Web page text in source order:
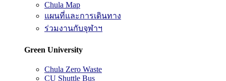
Chula Map
แผนที่และการเดินทาง
ร่วมงานกับจุฬาฯ
Green University
Chula Zero Waste
CU Shuttle Bus